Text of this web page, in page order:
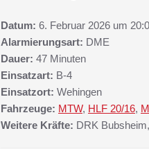
Datum: 6. Februar 2026 um
Alarmierungsart: DME
Dauer: 47 Minuten
Einsatzart: B-4
Einsatzort: Wehingen
Fahrzeuge: MTW, HLF 20/16,
Weitere Kräfte: DRK Bubsheim,